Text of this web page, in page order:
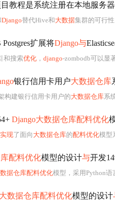
教程是系统注册在本地服务
Django替代Hive和大数据集群的可行
扩展将Django与
和搜索优化 ， django-zombodb可以显
银行信用卡用户大数据仓库
构建银行信用卡用户的大数据仓库系
Django大数据仓库配料优化
实现了面向 大数据仓库的配料优化模型系统
配料优化模型的设计与开发14954-计算
据仓库配料优化模型，采用Python语
大数据仓库配料优化模型的设计